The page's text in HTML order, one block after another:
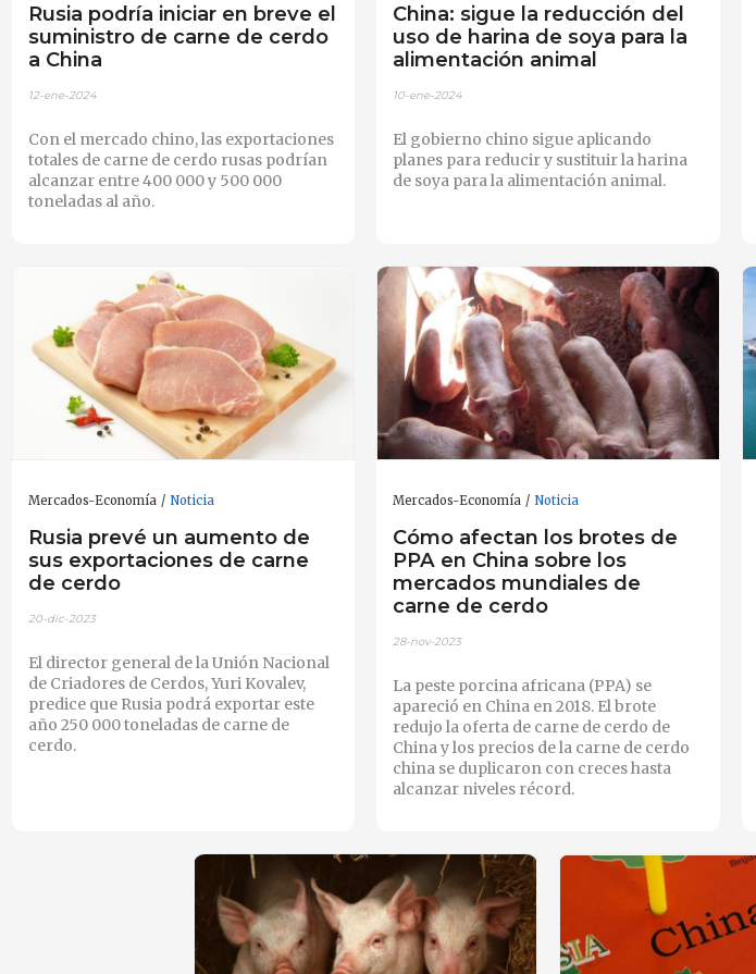
Rusia podría iniciar en breve el
suministro de carne de cerdo
a China
12-ene-2024
Con el mercado chino, las exportaciones
totales de carne de cerdo rusas podrían
alcanzar entre 400 000 y 500 000
toneladas al año.
China: sigue la reducción del
uso de harina de soya para la
alimentación animal
10-ene-2024
El gobierno chino sigue aplicando
planes para reducir y sustituir la harina
de soya para la alimentación animal.
Mercados-Economía Noticia
Rusia prevé un aumento de
sus exportaciones de carne
de cerdo
20-dic-2023
El director general de la Unión Nacional
de Criadores de Cerdos, Yuri Kovalev,
predice que Rusia podrá exportar este
año 250 000 toneladas de carne de
cerdo.
Mercados-Economía Noticia
Cómo afectan los brotes de
PPA en China sobre los
mercados mundiales de
carne de cerdo
28-nov-2023
La peste porcina africana (PPA) se
apareció en China en 2018. El brote
redujo la oferta de carne de cerdo de
China y los precios de la carne de cerdo
china se duplicaron con creces hasta
alcanzar niveles récord.